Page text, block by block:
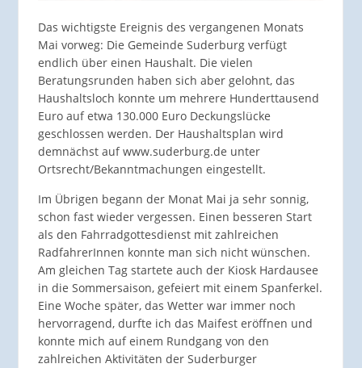
Das wichtigste Ereignis des vergangenen Monats
Mai vorweg: Die Gemeinde Suderburg verfügt
endlich über einen Haushalt. Die vielen
Beratungsrunden haben sich aber gelohnt, das
Haushaltsloch konnte um mehrere Hunderttausend
Euro auf etwa 130.000 Euro Deckungslücke
geschlossen werden. Der Haushaltsplan wird
demnächst auf www.suderburg.de unter
Ortsrecht/Bekanntmachungen eingestellt.
Im Übrigen begann der Monat Mai ja sehr sonnig,
schon fast wieder vergessen. Einen besseren Start
als den Fahrradgottesdienst mit zahlreichen
RadfahrerInnen konnte man sich nicht wünschen.
Am gleichen Tag startete auch der Kiosk Hardausee
in die Sommersaison, gefeiert mit einem Spanferkel.
Eine Woche später, das Wetter war immer noch
hervorragend, durfte ich das Maifest eröffnen und
konnte mich auf einem Rundgang von den
zahlreichen Aktivitäten der Suderburger